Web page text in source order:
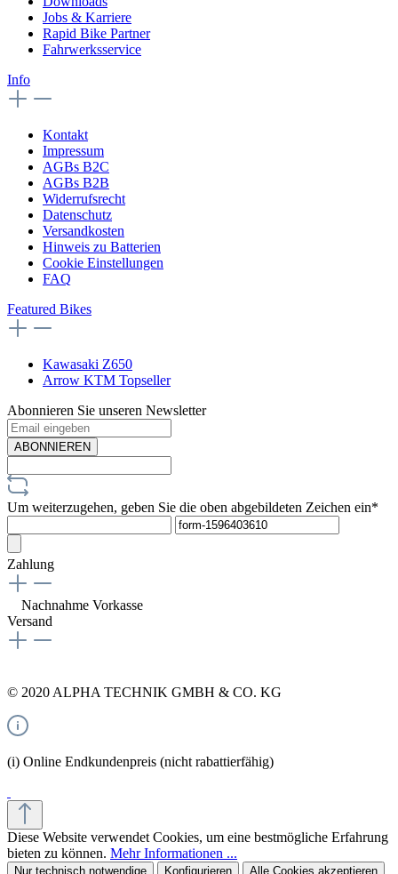
Jobs & Karriere
Rapid Bike Partner
Fahrwerksservice
Info
Kontakt
Impressum
AGBs B2C
AGBs B2B
Widerrufsrecht
Datenschutz
Versandkosten
Hinweis zu Batterien
Cookie Einstellungen
FAQ
Featured Bikes
Kawasaki Z650
Arrow KTM Topseller
Abonnieren Sie unseren Newsletter
ABONNIEREN
Um weiterzugehen, geben Sie die oben abgebildeten Zeichen ein*
Zahlung
Nachnahme Vorkasse
Versand
© 2020 ALPHA TECHNIK GMBH & CO. KG
(i) Online Endkundenpreis (nicht rabattierfähig)
Diese Website verwendet Cookies, um eine bestmögliche Erfahrung
bieten zu können. Mehr Informationen ...
Nur technisch notwendige Konfigurieren Alle Cookies akzeptieren